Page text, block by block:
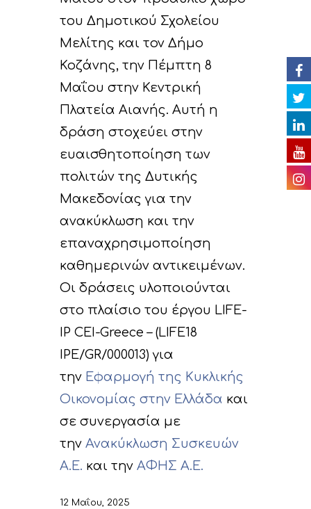
του Δημοτικού Σχολείου
Μελίτης και τον Δήμο
Κοζάνης, την Πέμπτη 8
Μαΐου στην Κεντρική
Πλατεία Αιανής. Αυτή η
δράση στοχεύει στην
ευαισθητοποίηση των
πολιτών της Δυτικής
Μακεδονίας για την
ανακύκλωση και την
επαναχρησιμοποίηση
καθημερινών αντικειμένων.
Οι δράσεις υλοποιούνται
στο πλαίσιο του έργου LIFE-
IP CEI-Greece – (LIFE18
IPE/GR/000013) για
την Eφαρμογή της Κυκλικής
Οικονομίας στην Ελλάδα και
σε συνεργασία με
τηνΑνακύκλωση Συσκευών
Α.Ε. και τηνΑΦΗΣ Α.Ε.
12 Μαΐου, 2025
Ομάδα έργου
Αναμενόμενα
αποτελέσματα
C. Δράσεις
D. Δράσεις
Παρακολούθησης
επιπτώσεων του
E. Δράσεις
Ευαισθητοποίησης
αποτελεσμάτων
F. Δράσεις
παρακολούθησης
προόδου του
Παραδοτέα
Ανακοινώσεις/Νέα
Newsletter
Εκδηλώσεις
Ημερολόγιο
Βιβλιοθήκη
Φωτογραφίες
Βίντεο
Ραδιοφωνικά spots
Χρήσιμοι
Επικοινωνία